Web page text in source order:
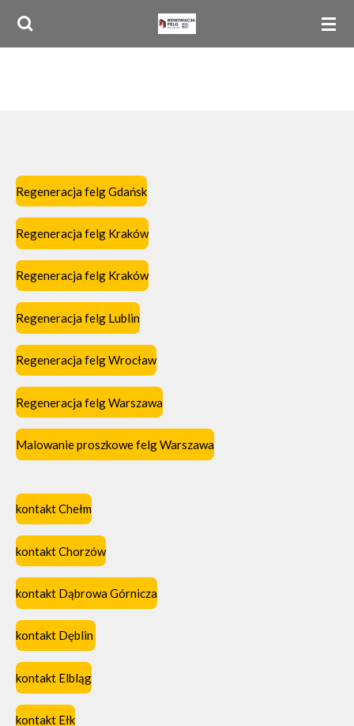
Przejdź
Regeneracja felg Gdańsk
Regeneracja felg Kraków
Regeneracja felg Kraków
Regeneracja felg Lublin
Regeneracja felg Wrocław
Regeneracja felg Warszawa
Malowanie proszkowe felg Warszawa
kontakt Chełm
kontakt Chorzów
kontakt Dąbrowa Górnicza
kontakt Dęblin
kontakt Elbląg
kontakt Ełk